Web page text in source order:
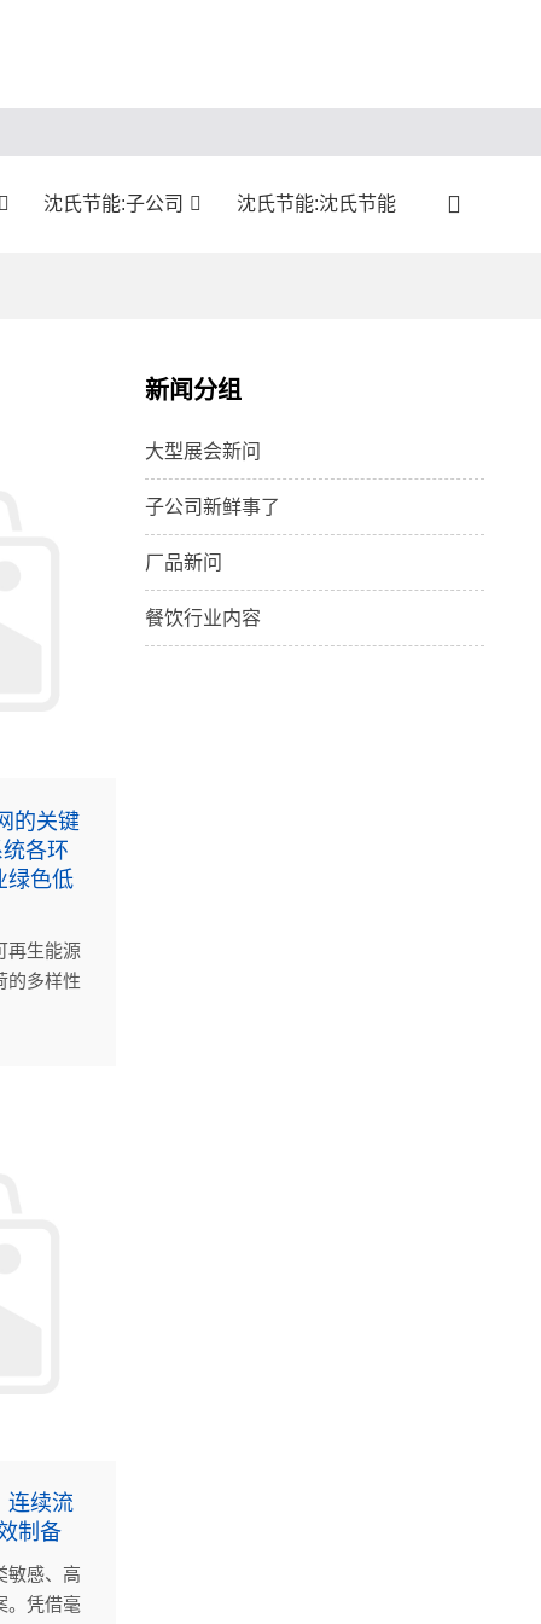
沈氏节能:子公司 沈氏节能:沈氏节能
的关键
各环
绿色低
再生能源
的多样性
战。
连续流
制备
敏感、高
。凭借毫
新闻分组
大型展会新问
子公司新鲜事了
厂品新问
餐饮行业内容